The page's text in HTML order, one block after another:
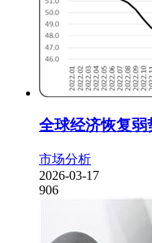
全球经济恢复弱
市场分析
2026-03-17
906